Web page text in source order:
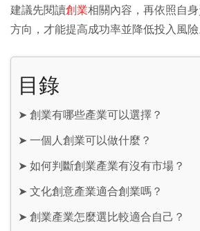
建議先閱讀創業相關內容，再依照自
方向，才能提高成功率並降低投入風險
目錄
➤ 創業有哪些產業可以選擇？
➤ 一個人創業可以做什麼？
➤ 如何判斷創業產業有沒有市場？
➤ 文化創意產業適合創業嗎？
➤ 創業產業怎麼選比較適合自己？